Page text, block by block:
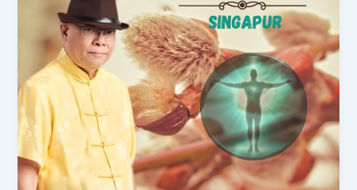
Moon
Chin
Singapur